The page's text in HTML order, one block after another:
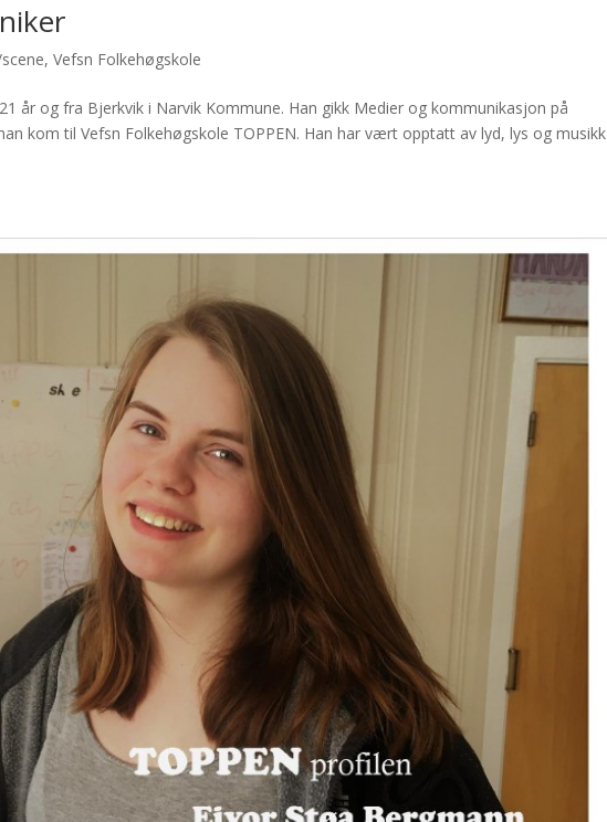
,Vefsn Folkehøgskole
år og fra Bjerkvik i Narvik Kommune. Han gikk Medier og kommunikasjon på
kom til Vefsn Folkehøgskole TOPPEN. Han har vært opptatt av lyd, lys og musikk